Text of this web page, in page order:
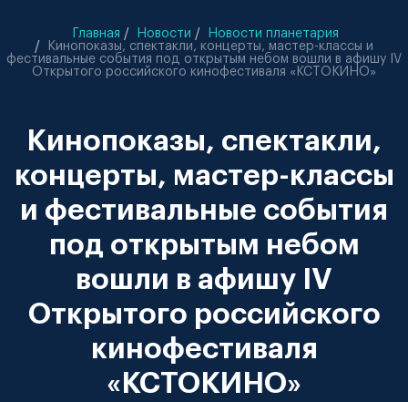
Главная Новости
Новости планетария
Кинопоказы, спектакли, концерты, мастер-классы и
фестивальные события под открытым небом вошли в афишу IV
Открытого российского кинофестиваля «КСТОКИНО»
Кинопоказы, спектакли,
концерты, мастер-классы
и фестивальные события
под открытым небом
вошли в афишу IV
Открытого российского
кинофестиваля
«КСТОКИНО»